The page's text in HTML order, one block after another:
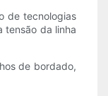
de tecnologias
tensão da linha
de bordado,